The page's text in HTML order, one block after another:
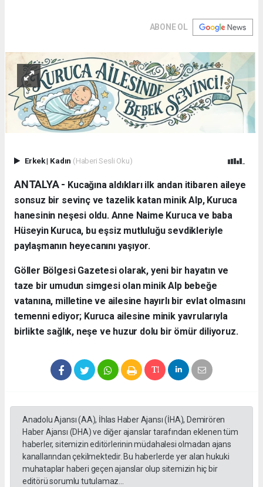
ABONE OL
Erkek| Kadın (Haberi Sesli Oku)
ANTALYA - ​ Kucağına aldıkları ilk andan itibaren aileye
sonsuz bir sevinç ve tazelik katan minik Alp, Kuruca
hanesinin neşesi oldu. Anne Naime Kuruca ve baba
Hüseyin Kuruca, bu eşsiz mutluluğu sevdikleriyle
paylaşmanın heyecanını yaşıyor.
​Göller Bölgesi Gazetesi olarak, yeni bir hayatın ve
taze bir umudun simgesi olan minik Alp bebeğe
vatanına, milletine ve ailesine hayırlı bir evlat olmasını
temenni ediyor; Kuruca ailesine minik yavrularıyla
birlikte sağlık, neşe ve huzur dolu bir ömür diliyoruz.
Anadolu Ajansı (AA), İhlas Haber Ajansı (İHA), Demirören
Haber Ajansı (DHA) ve diğer ajanslar tarafından eklenen tüm
haberler, sitemizin editörlerinin müdahalesi olmadan ajans
kanallarından çekilmektedir. Bu haberlerde yer alan hukuki
muhataplar haberi geçen ajanslar olup sitemizin hiç bir
editörü sorumlu tutulamaz...